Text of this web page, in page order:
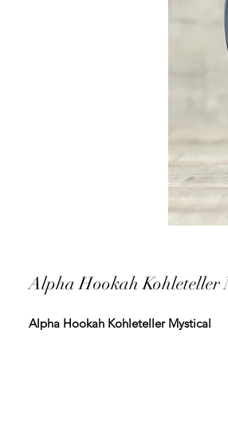
Alpha Hookah Kohleteller
Alpha Hookah Kohleteller Mystical